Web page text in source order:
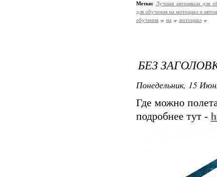
Метки: Лучшая автошкола для
для обучения на мотоцикл и
обучения
на мотоцикл
БЕЗ
Понедельник, 15
Где можно
подробнее тут -